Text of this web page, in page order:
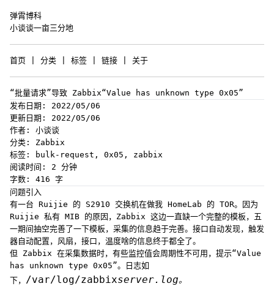
弹霄博科
小谈谈一亩三分地
首页 分类 标签 链接 关于
“批量请求”导致 Zabbix“Value has unknown type 0x05”
发布日期: 2022/05/06
更新日期: 2022/05/06
作者: 小谈谈
分类: Zabbix
标签: bulk-request, 0x05, zabbix
阅读时间: 2 分钟
字数: 416 字
问题引入
有一台 Ruijie 的 S2910 交换机在做我 HomeLab 的 TOR。因为
Ruijie 私有 MIB 的原因，Zabbix 这边一直缺一个完整的模板，五
一期间抽空完善了一下模板，采集的信息趋于完善。接口自动发现，触发
器自动配置，风扇，接口，温度啥的信息终于都全了。
但 Zabbix 在采集数据时，有些监控值会周期性不可用，提示“Value
has unknown type 0x05”。日志如
下， /var/log/zabbixserver.log。